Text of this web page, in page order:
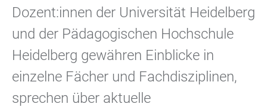
Dozent:innen der Universität Heidelberg
und der Pädagogischen Hochschule
Heidelberg gewähren Einblicke in
einzelne Fächer und Fachdisziplinen,
sprechen über aktuelle